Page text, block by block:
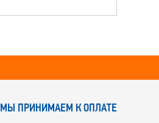
МЫ ПРИНИМАЕМ К ОПЛАТЕ